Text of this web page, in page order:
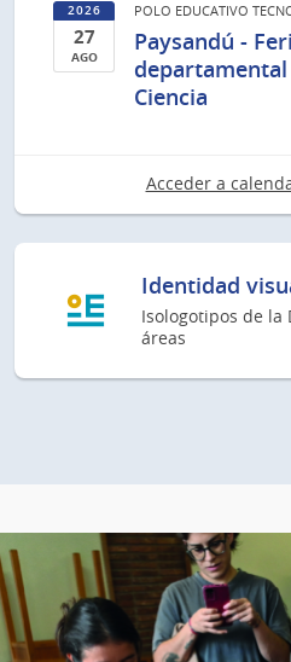
del
2026
2026
27
AGO
POLO EDUCATIVO
Paysandú -
departamental
Ciencia
Acceder a
Identidad
Isologotipos de la
áreas